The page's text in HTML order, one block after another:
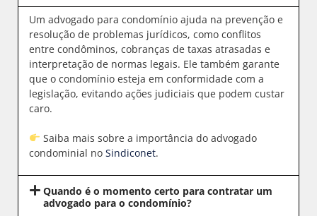
Um advogado para condomínio ajuda na prevenção e
resolução de problemas jurídicos, como conflitos
entre condôminos, cobranças de taxas atrasadas e
interpretação de normas legais. Ele também garante
que o condomínio esteja em conformidade com a
legislação, evitando ações judiciais que podem custar
caro.
Saiba mais sobre a importância do advogado
condominial no Sindiconet.
Quando é o momento certo para contratar um
advogado para o condomínio?